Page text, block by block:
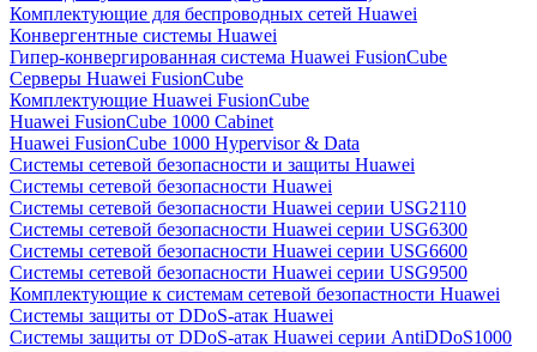
Комплектующие для беспроводных сетей Huawei
Конвергентные системы Huawei
Гипер-конвергированная система Huawei FusionCube
Серверы Huawei FusionCube
Комплектующие Huawei FusionCube
Huawei FusionCube 1000 Cabinet
Huawei FusionCube 1000 Hypervisor & Data
Системы сетевой безопасности и защиты Huawei
Системы сетевой безопасности Huawei
Системы сетевой безопасности Huawei серии USG2110
Системы сетевой безопасности Huawei серии USG6300
Системы сетевой безопасности Huawei серии USG6600
Системы сетевой безопасности Huawei серии USG9500
Комплектующие к системам сетевой безопастности Huawei
Системы защиты от DDoS-атак Huawei
Системы защиты от DDoS-атак Huawei серии AntiDDoS1000